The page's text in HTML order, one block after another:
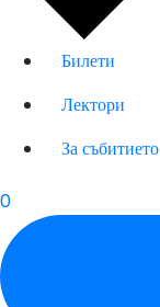
Билети
Лектори
За събитието
0